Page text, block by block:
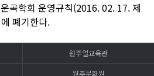
곡학회 운영규칙(2016. 02. 17. 제
폐기한다.
원주얼교육관
원주문화원